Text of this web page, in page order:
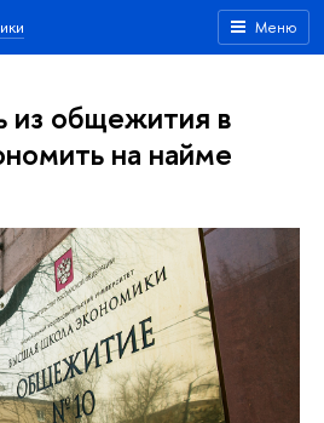
Меню
из общежития в
на найме